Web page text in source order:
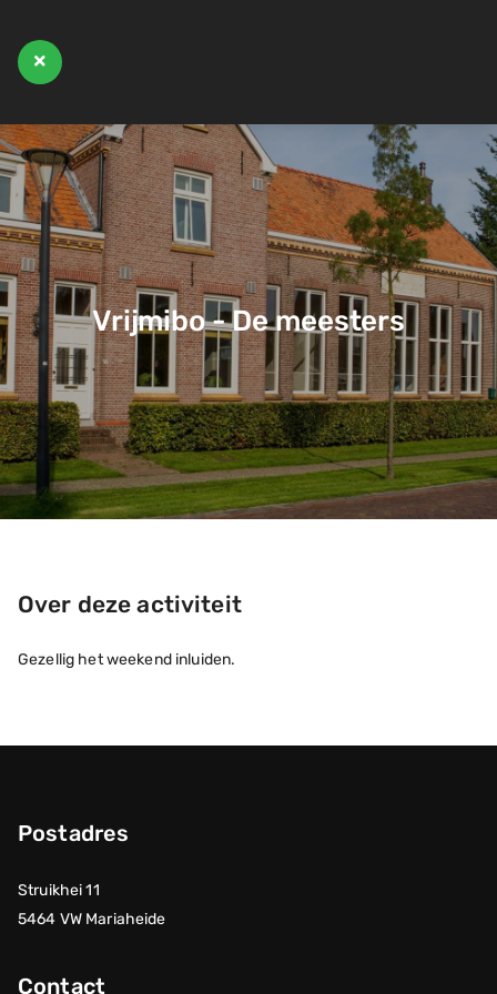
Vrijmibo - De meesters
Over deze activiteit
Gezellig het weekend inluiden.
Postadres
Struikhei 11
5464 VW Mariaheide
Contact